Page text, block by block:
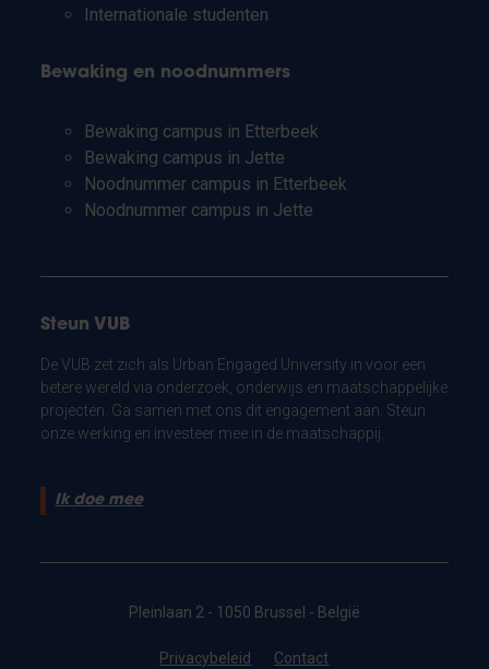
Internationale studenten
Bewaking en noodnummers
Bewaking campus in Etterbeek
Bewaking campus in Jette
Noodnummer campus in Etterbeek
Noodnummer campus in Jette
Steun VUB
De VUB zet zich als Urban Engaged University in voor een
betere wereld via onderzoek, onderwijs en maatschappelijke
projecten. Ga samen met ons dit engagement aan. Steun
onze werking en investeer mee in de maatschappij.
Ik doe mee
Pleinlaan 2 - 1050 Brussel - België
Privacybeleid Contact